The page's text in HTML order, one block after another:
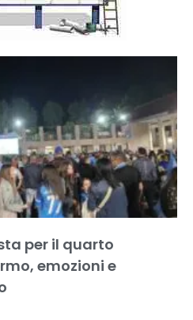
per il quarto
emozioni e